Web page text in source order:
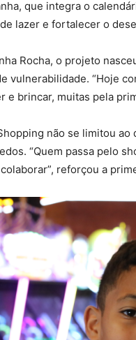
que integra o
lazer e fortalecer o
Rocha, o projeto
vulnerabilidade. “Hoje
e brincar, muitas pela
não se limitou
“Quem passa pelo
reforçou a